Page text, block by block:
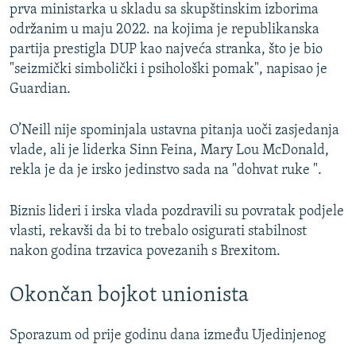
prva ministarka u skladu sa skupštinskim izborima
održanim u maju 2022. na kojima je republikanska
partija prestigla DUP kao najveća stranka, što je bio
"seizmički simbolički i psihološki pomak", napisao je
Guardian.
O’Neill nije spominjala ustavna pitanja uoči zasjedanja
vlade, ali je liderka Sinn Feina, Mary Lou McDonald,
rekla je da je irsko jedinstvo sada na "dohvat ruke ".
Biznis lideri i irska vlada pozdravili su povratak podjele
vlasti, rekavši da bi to trebalo osigurati stabilnost
nakon godina trzavica povezanih s Brexitom.
Okončan bojkot unionista
Sporazum od prije godinu dana između Ujedinjenog